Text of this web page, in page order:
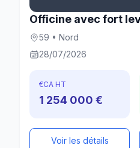
Officine avec fort
59 • Nord
28/07/2026
€CA HT
1 254 000 €
Voir les détails